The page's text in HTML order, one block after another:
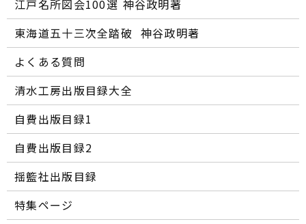
江戸名所図会100選―― 神谷政明著
東海道五十三次全踏破 ―― 神谷政明著
よくある質問
清水工房出版目録大全
自費出版目録1
自費出版目録2
揺籃社出版目録
特集ページ